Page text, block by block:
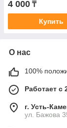
4 000 ₸
Купить
О нас
100%
Работает с
г. Усть-
ул. Бажова